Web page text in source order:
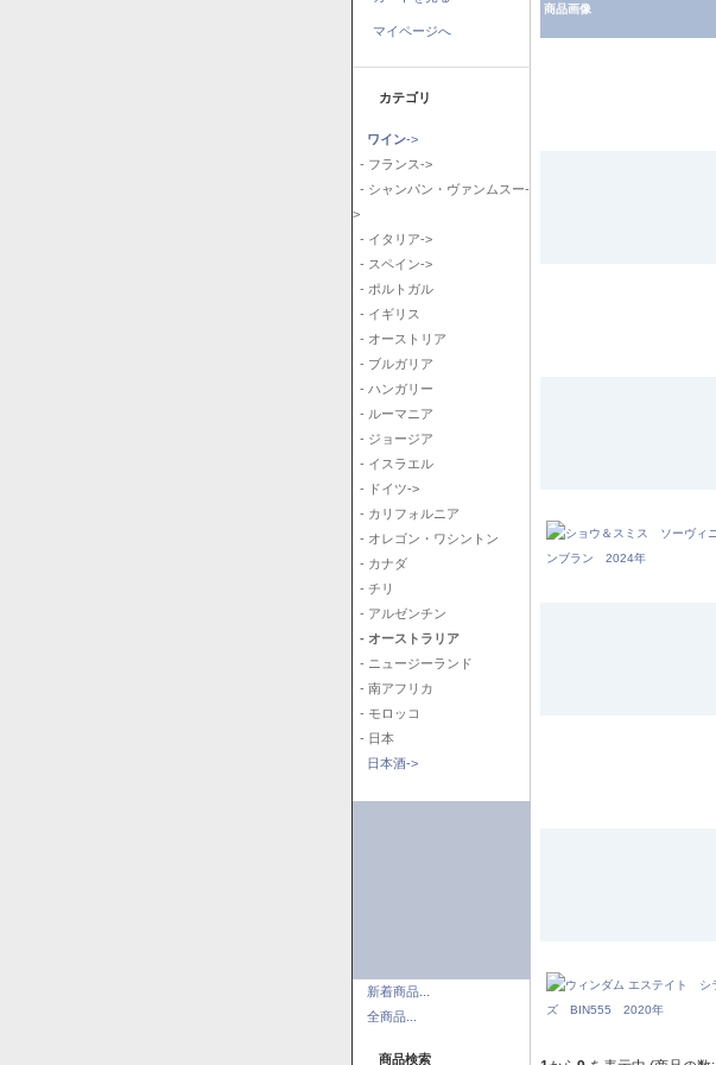
マイページへ
カテゴリ
ワイン->
- フランス->
- シャンパン・ヴァンムスー-
>
- イタリア->
- スペイン->
- ポルトガル
- イギリス
- オーストリア
- ブルガリア
- ハンガリー
- ルーマニア
- ジョージア
- イスラエル
- ドイツ->
- カリフォルニア
- オレゴン・ワシントン
- カナダ
- チリ
- アルゼンチン
- オーストラリア
- ニュージーランド
- 南アフリカ
- モロッコ
- 日本
日本酒->
新着商品...
全商品...
商品検索
商品画像